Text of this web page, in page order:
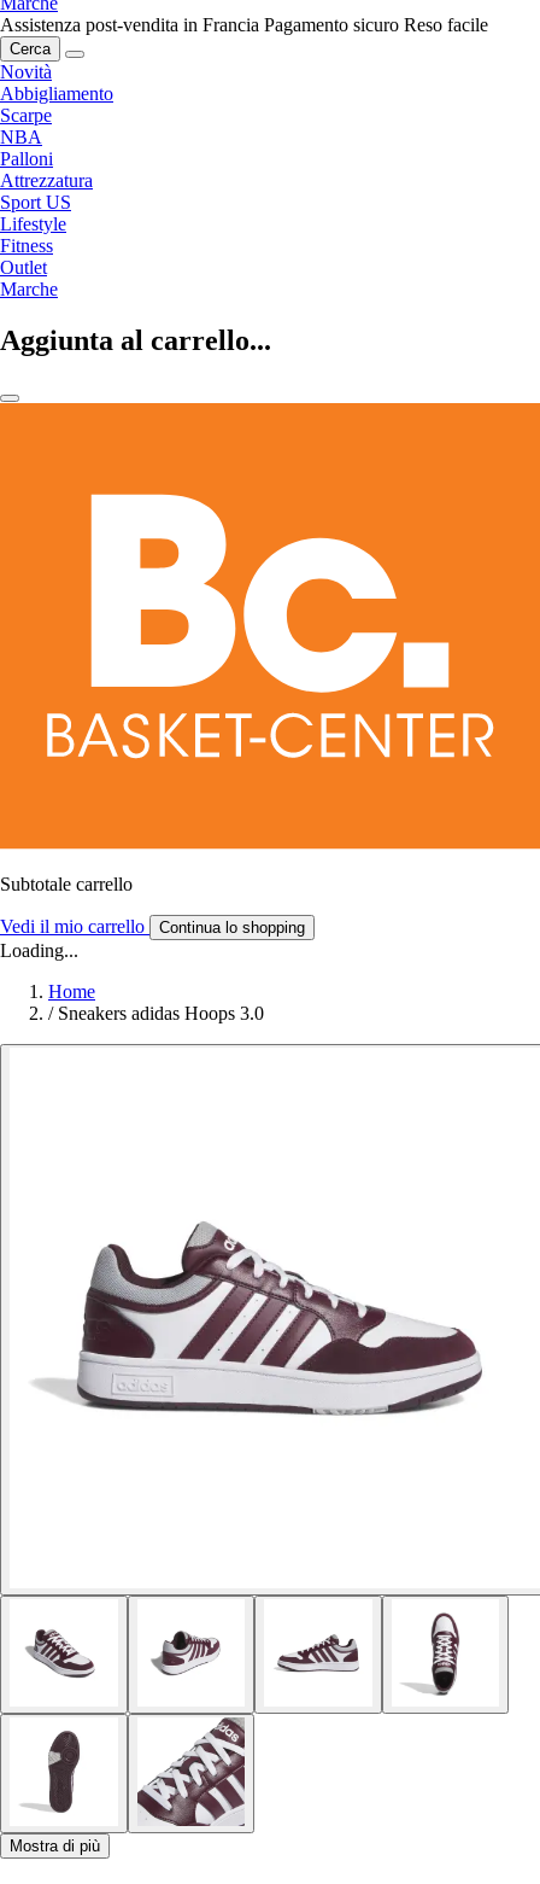
Assistenza post-vendita in Francia Pagamento sicuro Reso facile
Cerca
Novità
Abbigliamento
Scarpe
NBA
Palloni
Attrezzatura
Sport US
Lifestyle
Fitness
Outlet
Marche
Aggiunta al carrello...
Subtotale carrello
Vedi il mio carrello Continua lo shopping
Loading...
Home
/ Sneakers adidas Hoops 3.0
Mostra di più